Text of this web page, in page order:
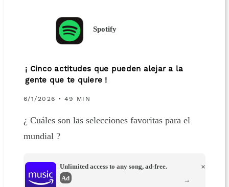
Spotify
¡ Cinco actitudes que pueden alejar a la
gente que te quiere !
6/1/2026 • 49 MIN
¿ Cuáles son las selecciones favoritas para el
mundial ?
Unlimited access to any song, ad-free.
Ad
×
→